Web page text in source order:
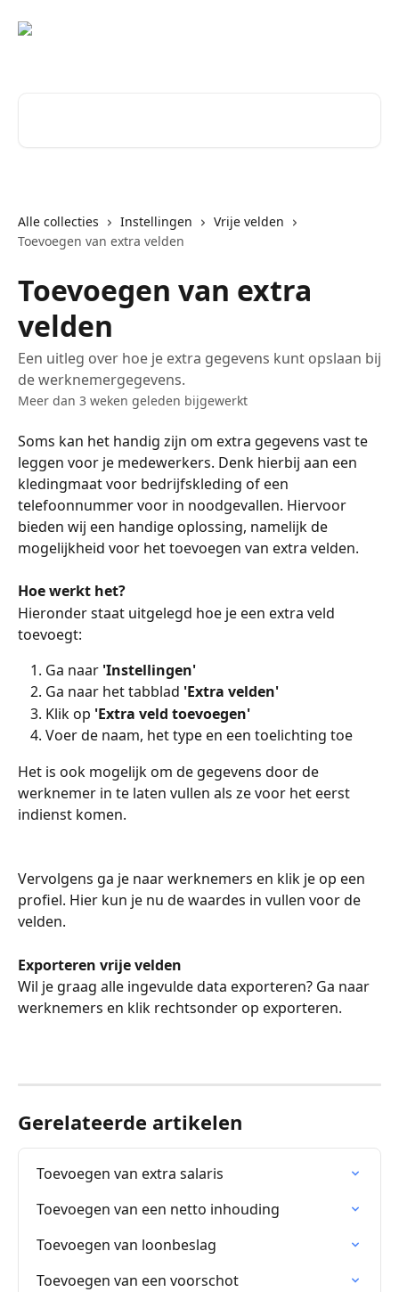
Alle collecties Instellingen
Vrije velden
Toevoegen van extra velden
Toevoegen van extra
velden
Een uitleg over hoe je extra gegevens kunt opslaan bij
de werknemergegevens.
Meer dan 3 weken geleden bijgewerkt
Soms kan het handig zijn om extra gegevens vast te
leggen voor je medewerkers. Denk hierbij aan een
kledingmaat voor bedrijfskleding of een
telefoonnummer voor in noodgevallen. Hiervoor
bieden wij een handige oplossing, namelijk de
mogelijkheid voor het toevoegen van extra velden.
Hoe werkt het?
Hieronder staat uitgelegd hoe je een extra veld
toevoegt:
Ga naar 'Instellingen'
Ga naar het tabblad 'Extra velden'
Klik op 'Extra veld toevoegen'
Voer de naam, het type en een toelichting toe
Het is ook mogelijk om de gegevens door de
werknemer in te laten vullen als ze voor het eerst
indienst komen.
Vervolgens ga je naar werknemers en klik je op een
profiel. Hier kun je nu de waardes in vullen voor de
velden.
Exporteren vrije velden
Wil je graag alle ingevulde data exporteren? Ga naar
werknemers en klik rechtsonder op exporteren.
Gerelateerde artikelen
Toevoegen van extra salaris
Toevoegen van een netto inhouding
Toevoegen van loonbeslag
Toevoegen van een voorschot